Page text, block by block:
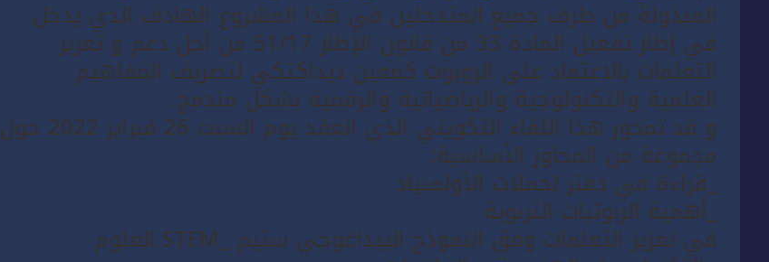
المبذولة من طرف جميع المتدخلين في هذا المشروع الهادف الذي يدخل
في إطار تفعيل المادة 33 من قانون الإطار 51/17 من أجل دعم و تعزيز
التعلمات بالاعتماد على الروبوت كمعين ديداكتكي لتصريف المفاهيم
العلمية والتكنولوجية والرياضياتية والرقمية بشكل مندمج.
و قد تمحور هذا اللقاء التكويني الذي انعقد يوم السبت 26 فبراير 2022 حول
مجموعة من المحاور الأساسية:
_قراءة في دفتر تحملات الأولمبياد
_أهمية الربوتيات التربوية
في تعزيز التعلمات وفق النموذج البيداغوجي ستيم _STEM.العلوم